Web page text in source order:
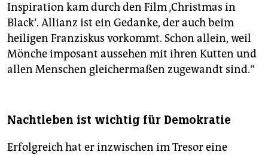
Inspiration kam durch den Film ‚Christmas in
Black‘. Allianz ist ein Gedanke, der auch beim
heiligen Franziskus vorkommt. Schon allein, weil
Mönche imposant aussehen mit ihren Kutten und
allen Menschen gleichermaßen zugewandt sind.“
Nachtleben ist wichtig für Demokratie
Erfolgreich hat er inzwischen im Tresor eine